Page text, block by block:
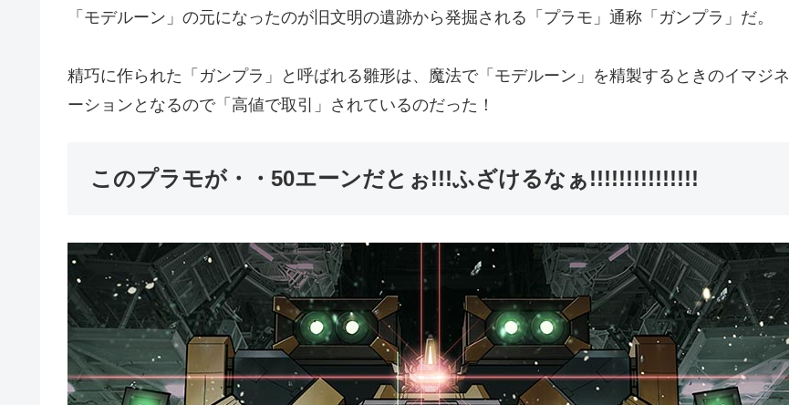
「モデルーン」の元になったのが旧文明の遺跡から発掘される「プラモ」通称「ガンプラ」だ。
精巧に作られた「ガンプラ」と呼ばれる雛形は、魔法で「モデルーン」を精製するときのイマジネ
ーションとなるので「高値で取引」されているのだった！
このプラモが・・50エーンだとぉ!!!ふざけるなぁ!!!!!!!!!!!!!!!